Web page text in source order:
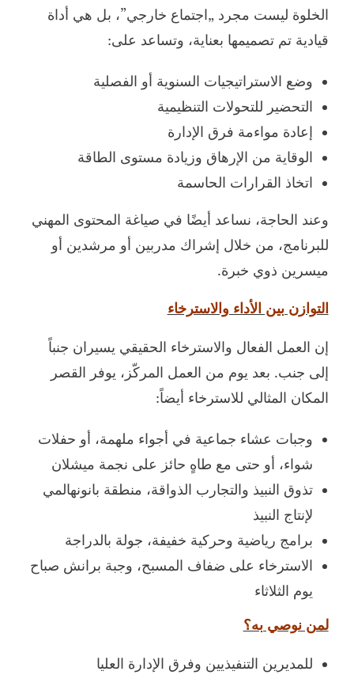
الخلوة ليست مجرد „اجتماع خارجي”، بل هي أداة
قيادية تم تصميمها بعناية، وتساعد على:
وضع الاستراتيجيات السنوية أو الفصلية
التحضير للتحولات التنظيمية
إعادة مواءمة فرق الإدارة
الوقاية من الإرهاق وزيادة مستوى الطاقة
اتخاذ القرارات الحاسمة
وعند الحاجة، نساعد أيضًا في صياغة المحتوى المهني
للبرنامج، من خلال إشراك مدربين أو مرشدين أو
ميسرين ذوي خبرة.
التوازن بين الأداء والاسترخاء
إن العمل الفعال والاسترخاء الحقيقي يسيران جنباً
إلى جنب. بعد يوم من العمل المركّز، يوفر القصر
المكان المثالي للاسترخاء أيضاً:
وجبات عشاء جماعية في أجواء ملهمة، أو حفلات
شواء، أو حتى مع طاهٍ حائز على نجمة ميشلان
تذوق النبيذ والتجارب الذواقة، منطقة بانونهالمي
لإنتاج النبيذ
برامج رياضية وحركية خفيفة، جولة بالدراجة
الاسترخاء على ضفاف المسبح، وجبة برانش صباح
يوم الثلاثاء
لمن نوصي به؟
للمديرين التنفيذيين وفرق الإدارة العليا